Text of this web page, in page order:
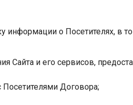
информации о Посетителях, в
Сайта и его сервисов,
Посетителями Договора;